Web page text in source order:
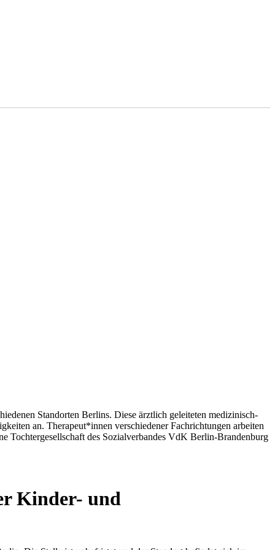
Standorten Berlins. Diese ärztlich geleiteten medizinisch-
an. Therapeut*innen verschiedener Fachrichtungen arbeiten
Tochtergesellschaft des Sozialverbandes VdK Berlin-Brandenburg
Kinder- und